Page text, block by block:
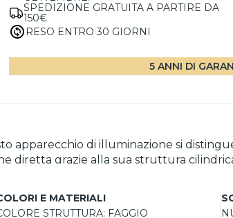
SPEDIZIONE GRATUITA A PARTIRE DA
150€
RESO ENTRO 30 GIORNI
5 ANNI DI
apparecchio di illuminazione si
diretta grazie alla sua struttura
La finitura in legno naturale non
regolare l'intensità luminosa in base
E MATERIALI
STRUTTURA: FAGGIO